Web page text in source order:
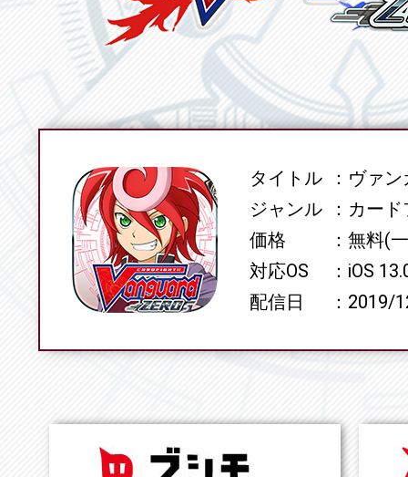
SPECタイトル
ヴァン
ジャンル
カード
価格
無料(
対応OS
iOS
配信日
2019/